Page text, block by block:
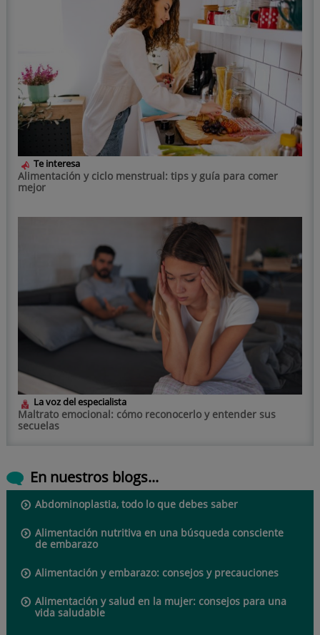
Te interesa
Alimentación y ciclo menstrual: tips y guía para comer
mejor
La voz del especialista
Maltrato emocional: cómo reconocerlo y entender sus
secuelas
En nuestros blogs...
Abdominoplastia, todo lo que debes saber
Alimentación nutritiva en una búsqueda consciente
de embarazo
Alimentación y embarazo: consejos y precauciones
Alimentación y salud en la mujer: consejos para una
vida saludable